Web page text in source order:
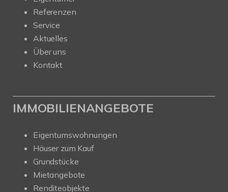
Referenzen
Service
Aktuelles
Über uns
Kontakt
IMMOBILIENANGEBOTE
Eigentumswohnungen
Häuser zum Kauf
Grundstücke
Mietangebote
Renditeobjekte